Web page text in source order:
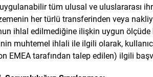
uygulanabilir tüm ulusal ve uluslararası
her türlü transferinden veya
ihlal edilmediğine ilişkin uygun ölçüde
muhtemel ihlali ile ilgili olarak,
EMEA tarafından talep edilen) ilgili